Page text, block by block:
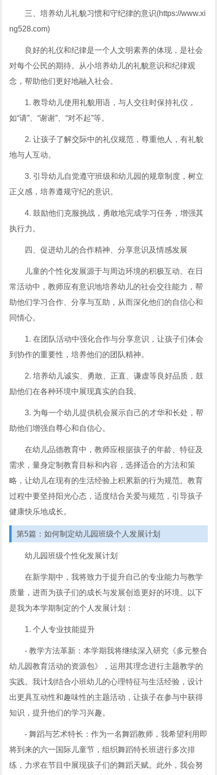
三、培养幼儿礼貌习惯和守纪律的意识(https://www.xi
ng528.com)
良好的礼仪和纪律是一个人文明素养的体现，是社会
对每个公民的期待。从小培养幼儿的礼貌意识和纪律观
念，帮助他们更好地融入社会。
1. 教导幼儿使用礼貌用语，与人交往时保持礼仪，
如“请”、“谢谢”、“对不起”等。
2. 让孩子了解交际中的礼仪规范，尊重他人，有礼貌
地与人互动。
3. 引导幼儿自觉遵守班级和幼儿园的规章制度，树立
正义感，培养遵规守纪的意识。
4. 鼓励他们克服挑战，勇敢地完成学习任务，增强其
执行力。
四、促进幼儿的合作精神、分享意识及情感发展
儿童的个性化发展源于与周边环境的积极互动。在日
常活动中，教师应有意识地培养幼儿的社会交往能力，帮
助他们学习合作、分享与互助，从而深化他们的自信心和
同情心。
1. 在团队活动中强化合作与分享意识，让孩子们体会
到协作的重要性，培养他们的团队精神。
2. 培养幼儿诚实、勇敢、正直、谦虚等良好品质，鼓
励他们在各种环境中展现真实的自我。
3. 为每一个幼儿提供机会展示自己的才华和长处，帮
助他们增强自尊心和自信心。
在幼儿品德教育中，教师应根据孩子的年龄、特征及
需求，量身定制教育目标和内容，选择适合的方法和策
略，让幼儿在现有的生活经验上积累新的行为规范。教育
过程中要坚持阳光心态，适度结合关爱与规范，引导孩子
健康快乐地成长。
第5篇：如何制定幼儿园班级个人发展计划
幼儿园班级个性化发展计划
在新学期中，我将致力于提升自己的专业能力与教学
质量，进而为孩子们的成长与发展创造更好的环境。以下
是我为本学期制定的个人发展计划：
1. 个人专业技能提升
- 教学方法革新：本学期我将继续深入研究《多元整合
幼儿园教育活动的资源包》，运用其理念进行主题教学的
实践。我计划结合小班幼儿的心理特征与生活经验，设计
出更具互动性和趣味性的主题活动，让孩子在参与中获得
知识，提升他们的学习兴趣。
- 舞蹈与艺术特长：作为一名舞蹈教师，我希望利用即
将到来的六一国际儿童节，组织舞蹈特长班进行多次排
练，力求在节目中展现孩子们的舞蹈天赋。此外，我会努